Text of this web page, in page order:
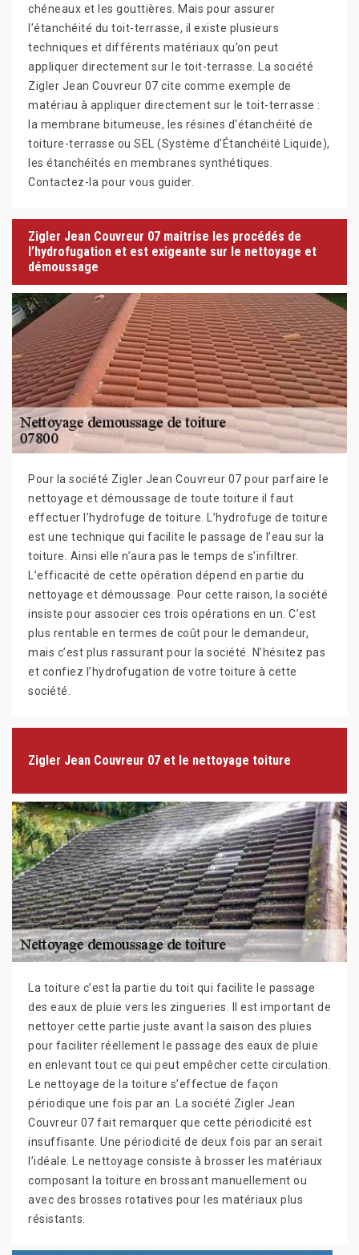
chéneaux et les gouttières. Mais pour assurer
l’étanchéité du toit-terrasse, il existe plusieurs
techniques et différents matériaux qu’on peut
appliquer directement sur le toit-terrasse. La société
Zigler Jean Couvreur 07 cite comme exemple de
matériau à appliquer directement sur le toit-terrasse :
la membrane bitumeuse, les résines d'étanchéité de
toiture-terrasse ou SEL (Système d'Étanchéité Liquide),
les étanchéités en membranes synthétiques.
Contactez-la pour vous guider.
Zigler Jean Couvreur 07 maitrise les procédés de
l’hydrofugation et est exigeante sur le nettoyage et
démoussage
Pour la société Zigler Jean Couvreur 07 pour parfaire le
nettoyage et démoussage de toute toiture il faut
effectuer l’hydrofuge de toiture. L’hydrofuge de toiture
est une technique qui facilite le passage de l’eau sur la
toiture. Ainsi elle n’aura pas le temps de s’infiltrer.
L’efficacité de cette opération dépend en partie du
nettoyage et démoussage. Pour cette raison, la société
insiste pour associer ces trois opérations en un. C’est
plus rentable en termes de coût pour le demandeur,
mais c’est plus rassurant pour la société. N’hésitez pas
et confiez l’hydrofugation de votre toiture à cette
société.
Zigler Jean Couvreur 07 et le nettoyage toiture
La toiture c’est la partie du toit qui facilite le passage
des eaux de pluie vers les zingueries. Il est important de
nettoyer cette partie juste avant la saison des pluies
pour faciliter réellement le passage des eaux de pluie
en enlevant tout ce qui peut empêcher cette circulation.
Le nettoyage de la toiture s’effectue de façon
périodique une fois par an. La société Zigler Jean
Couvreur 07 fait remarquer que cette périodicité est
insuffisante. Une périodicité de deux fois par an serait
l’idéale. Le nettoyage consiste à brosser les matériaux
composant la toiture en brossant manuellement ou
avec des brosses rotatives pour les matériaux plus
résistants.